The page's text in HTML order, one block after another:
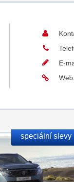
E-
speciální slevy